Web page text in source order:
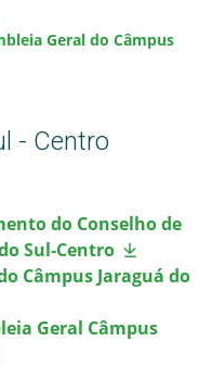
Geral do Câmpus
- Centro
do Conselho de
Sul-Centro
Câmpus Jaraguá do
Geral Câmpus